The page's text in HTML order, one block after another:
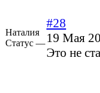
Наталия
Статус —
#28
19 Мая
Это не